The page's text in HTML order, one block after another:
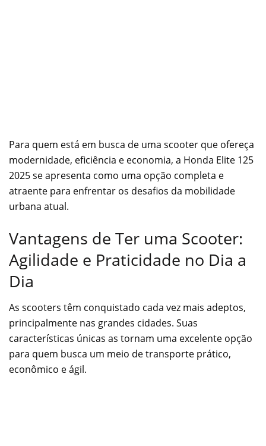
Para quem está em busca de uma scooter que ofereça
modernidade, eficiência e economia, a Honda Elite 125
2025 se apresenta como uma opção completa e
atraente para enfrentar os desafios da mobilidade
urbana atual.
Vantagens de Ter uma Scooter:
Agilidade e Praticidade no Dia a
Dia
As scooters têm conquistado cada vez mais adeptos,
principalmente nas grandes cidades. Suas
características únicas as tornam uma excelente opção
para quem busca um meio de transporte prático,
econômico e ágil.